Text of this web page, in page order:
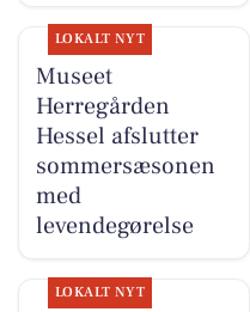
LOKALT NYT
Museet
Herregården
Hessel afslutter
sommersæsonen
med
levendegørelse
LOKALT NYT